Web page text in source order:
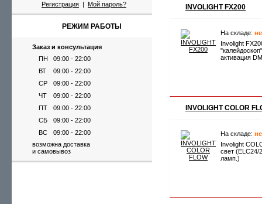
Регистрация | Мой пароль?
РЕЖИМ РАБОТЫ
Заказ и консультация
ПН
09:00 - 22:00
ВТ
09:00 - 22:00
СР
09:00 - 22:00
ЧТ
09:00 - 22:00
ПТ
09:00 - 22:00
СБ
09:00 - 22:00
ВС
09:00 - 22:00
возможна доставка
и самовывоз
INVOLIGHT FX200
На складе:
Involight
активация
INVOLIGHT COLOR
На складе:
Involight
cвет (ELC24/
ламп.)